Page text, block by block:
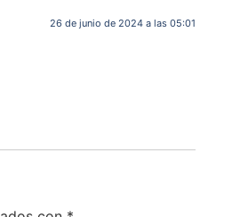
26 de junio de 2024 a las 05:01